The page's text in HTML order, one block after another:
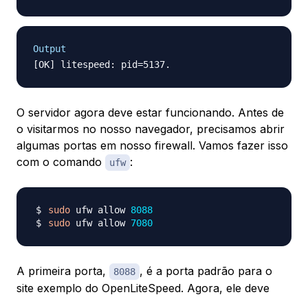
Output
O servidor agora deve estar funcionando. Antes de
o visitarmos no nosso navegador, precisamos abrir
algumas portas em nosso firewall. Vamos fazer isso
com o comando
ufw :
sudo ufw allow 8088
sudo ufw allow 7080
A primeira porta, 8088 , é a porta padrão para o
site exemplo do OpenLiteSpeed. Agora, ele deve